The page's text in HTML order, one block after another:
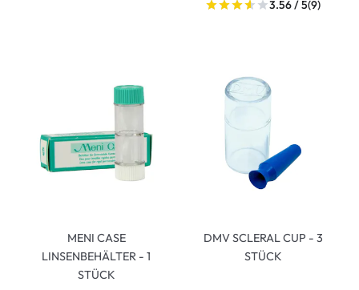
3.56 / 5(9)
MENI CASE
LINSENBEHÄLTER - 1
STÜCK
DMV SCLERAL CUP - 3
STÜCK